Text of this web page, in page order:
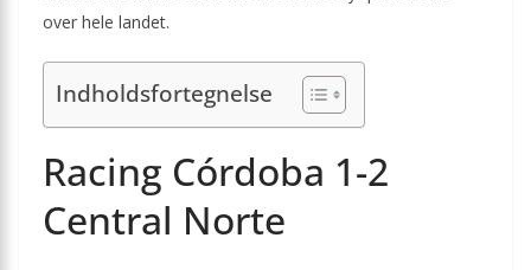
over hele landet.
Indholdsfortegnelse
Racing Córdoba 1-2
Central Norte